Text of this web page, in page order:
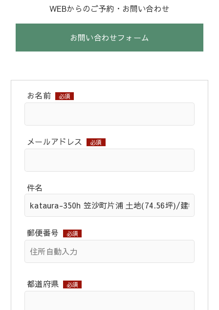
WEBからのご予約・お問い合わせ
お問い合わせフォーム
お名前 必須
メールアドレス 必須
件名
郵便番号 必須
都道府県 必須